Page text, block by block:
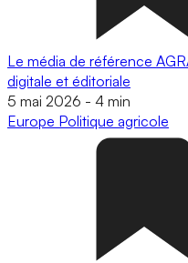
Le média de référence
digitale et éditoriale
5 mai 2026 - 4 min
Europe Politique agricole